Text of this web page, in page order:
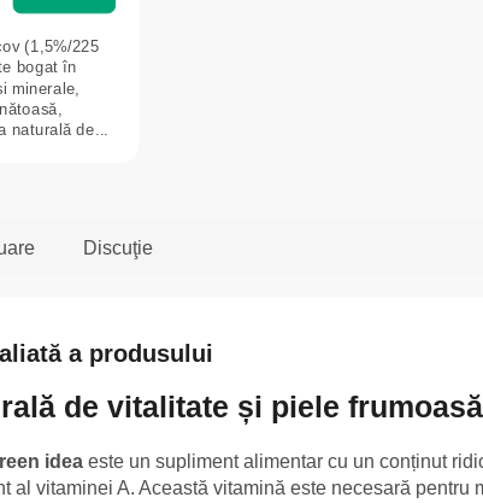
(1,5%/225
bogat în
minerale,
naturală de...
Discuţie
a produsului
de vitalitate și piele frumoasă
idea este un supliment alimentar cu un conținut
al vitaminei A. Această vitamină este necesară pentru